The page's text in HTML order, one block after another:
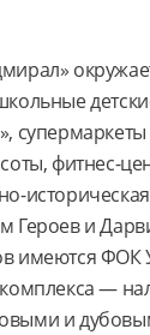
фитнес-
Героев и
имеются
—
и